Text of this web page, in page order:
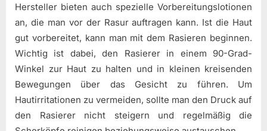
Hersteller bieten auch spezielle Vorbereitungslotionen
an, die man vor der Rasur auftragen kann. Ist die Haut
gut vorbereitet, kann man mit dem Rasieren beginnen.
Wichtig ist dabei, den Rasierer in einem 90-Grad-
Winkel zur Haut zu halten und in kleinen kreisenden
Bewegungen über das Gesicht zu führen. Um
Hautirritationen zu vermeiden, sollte man den Druck auf
den Rasierer nicht steigern und regelmäßig die